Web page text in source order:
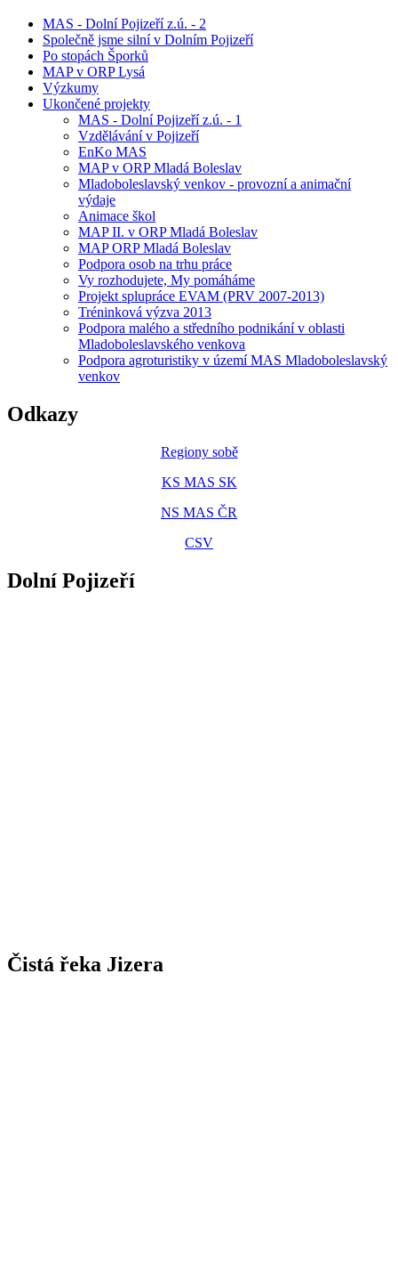
MAS - Dolní Pojizeří z.ú. - 2
Společně jsme silní v Dolním Pojizeří
Po stopách Šporků
MAP v ORP Lysá
Výzkumy
Ukončené projekty
MAS - Dolní Pojizeří z.ú. - 1
Vzdělávání v Pojizeří
EnKo MAS
MAP v ORP Mladá Boleslav
Mladoboleslavský venkov - provozní a animační
výdaje
Animace škol
MAP II. v ORP Mladá Boleslav
MAP ORP Mladá Boleslav
Podpora osob na trhu práce
Vy rozhodujete, My pomáháme
Projekt splupráce EVAM (PRV 2007-2013)
Tréninková výzva 2013
Podpora malého a středního podnikání v oblasti
Mladoboleslavského venkova
Podpora agroturistiky v území MAS Mladoboleslavský
venkov
Odkazy
Regiony sobě
KS MAS SK
NS MAS ČR
CSV
Dolní Pojizeří
Čistá řeka Jizera